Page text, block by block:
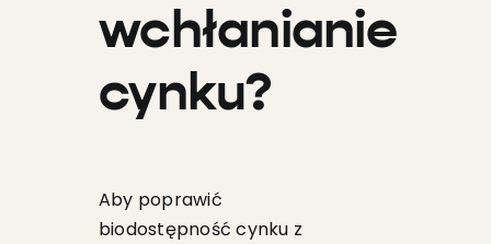
wchłanianie
cynku?
Aby poprawić
biodostępność cynku z